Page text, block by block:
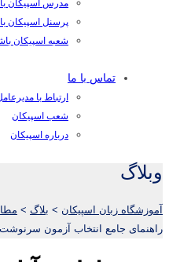
مدرس اسپیکان
پرسنل اسپیکان
شعبه اسپیکان
تماس با ما
ارتباط با
شعب اسپیکان
درباره اسپیکان
وبلاگ
آموزشگاه زبان اسپیکان > بلاگ >
راهنمای جامع انتخاب آزمون